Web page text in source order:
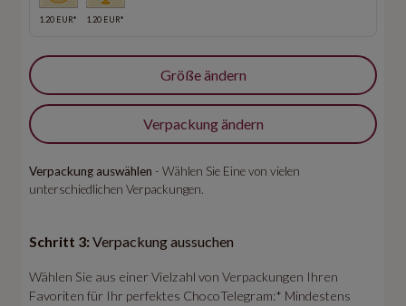
1.20 EUR* 1.20 EUR*
Größe ändern
Verpackung ändern
Verpackung auswählen - Wählen Sie Eine von vielen
unterschiedlichen Verpackungen.
Schritt 3:Verpackung aussuchen
Wählen Sie aus einer Vielzahl von Verpackungen Ihren
Favoriten für Ihr perfektes ChocoTelegram:* Mindestens